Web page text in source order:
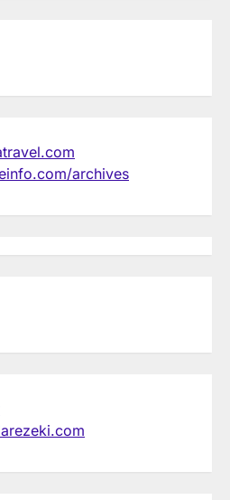
archives